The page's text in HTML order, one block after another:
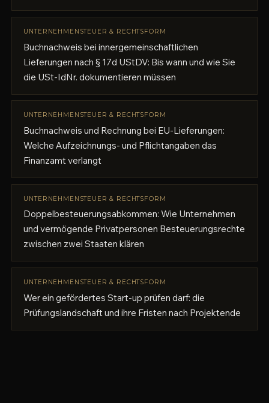
UNTERNEHMENSTEUER & RECHTSFORM
Buchnachweis bei innergemeinschaftlichen
Lieferungen nach § 17d UStDV: Bis wann und wie Sie
die USt-IdNr. dokumentieren müssen
UNTERNEHMENSTEUER & RECHTSFORM
Buchnachweis und Rechnung bei EU-Lieferungen:
Welche Aufzeichnungs- und Pflichtangaben das
Finanzamt verlangt
UNTERNEHMENSTEUER & RECHTSFORM
Doppelbesteuerungsabkommen: Wie Unternehmen
und vermögende Privatpersonen Besteuerungsrechte
zwischen zwei Staaten klären
UNTERNEHMENSTEUER & RECHTSFORM
Wer ein gefördertes Start-up prüfen darf: die
Prüfungslandschaft und ihre Fristen nach Projektende